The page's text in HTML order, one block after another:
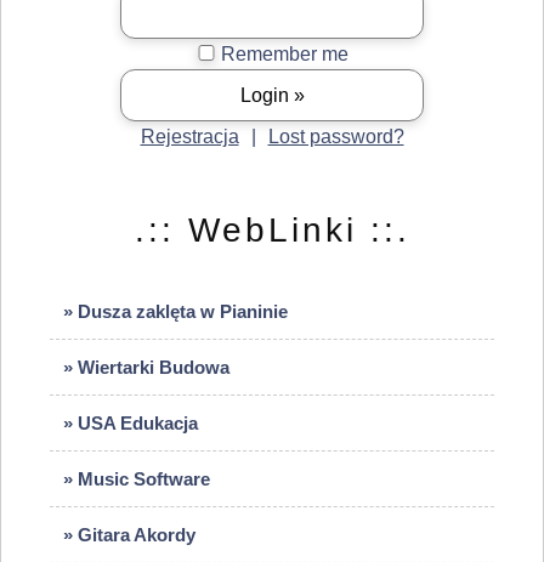
Remember me
Rejestracja Lost password?
.:: WebLinki ::.
» Dusza zaklęta w Pianinie
» Wiertarki Budowa
» USA Edukacja
» Music Software
» Gitara Akordy